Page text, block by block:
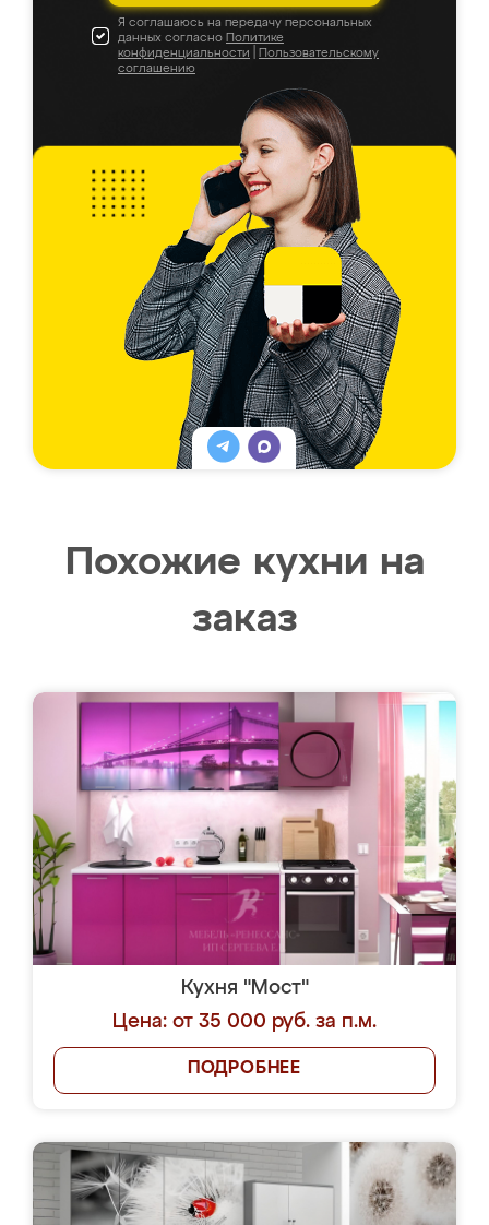
Я соглашаюсь на передачу персональных
данных согласно Политике
конфиденциальности
Пользовательскому
соглашению
Похожие кухни на
заказ
Кухня "Мост"
Цена: от 35 000 руб. за п.м.
ПОДРОБНЕЕ